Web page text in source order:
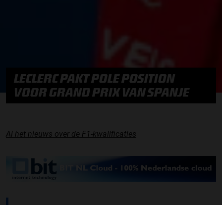
LECLERC PAKT POLE POSITION
VOOR GRAND PRIX VAN SPANJE
Al het nieuws over de F1-kwalificaties